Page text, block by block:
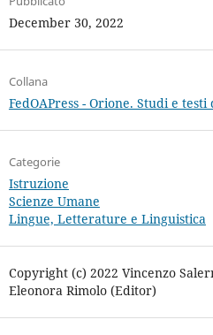
December 30, 2022
Collana
FedOAPress - Orione. Studi e
Categorie
Istruzione
Scienze Umane
Lingue, Letterature e Linguistica
Copyright (c) 2022 Vincenzo
Eleonora Rimolo (Editor)